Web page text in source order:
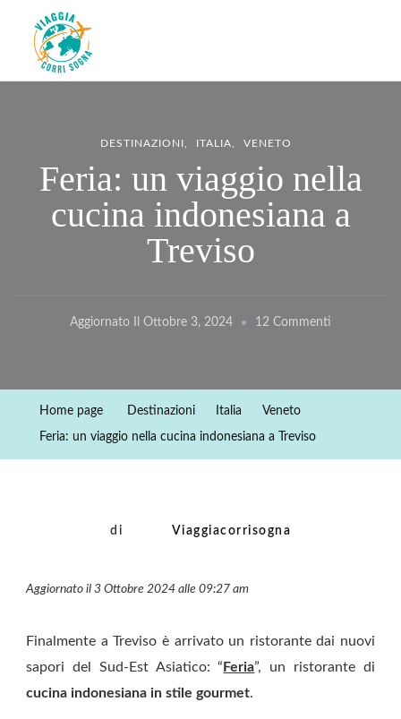
Viaggiacorrisogna – Blog di
viaggi e running
Viaggi zaino in spalla e corse in giro per il mondo
DESTINAZIONI ITALIA VENETO
Feria: un viaggio nella
cucina indonesiana a
Treviso
Aggiornato Il Ottobre 3, 2024 12 Commenti
Home page Destinazioni Italia Veneto
Feria: un viaggio nella cucina indonesiana a Treviso
di Viaggiacorrisogna
Aggiornato il 3 Ottobre 2024 alle 09:27 am
Finalmente a Treviso è arrivato un ristorante dai nuovi
sapori del Sud-Est Asiatico: “ Feria”, un ristorante di
cucina indonesiana in stile gourmet.